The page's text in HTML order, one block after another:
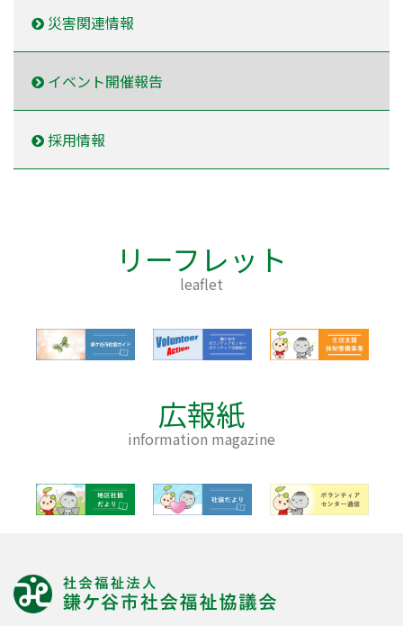
災害関連情報
イベント開催報告
採用情報
リーフレット
leaflet
広報紙
information magazine